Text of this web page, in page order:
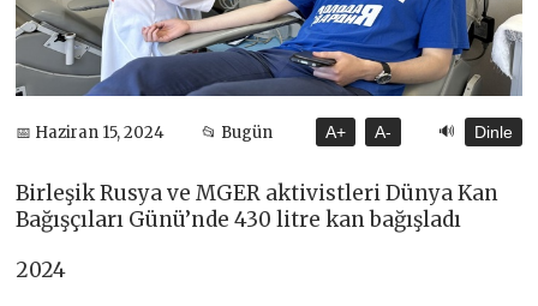
📅 Haziran 15, 2024 📂 Bugün A+ A- 🔊 Dinle
Birleşik Rusya ve MGER aktivistleri Dünya Kan
Bağışçıları Günü’nde 430 litre kan bağışladı
2024